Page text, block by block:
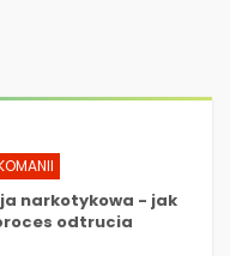
narkotykowa - jak
odtrucia